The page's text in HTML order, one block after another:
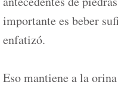
importante es beber
enfatizó.
Eso mantiene a la